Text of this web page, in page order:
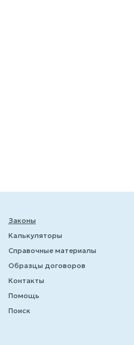
Законы
Калькуляторы
Справочные материалы
Образцы договоров
Контакты
Помощь
Поиск